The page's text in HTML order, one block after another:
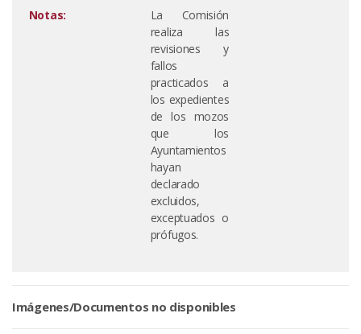
Notas:
La Comisión
realiza las
revisiones y
fallos
practicados a
los expedientes
de los mozos
que los
Ayuntamientos
hayan
declarado
excluidos,
exceptuados o
prófugos.
Imágenes/Documentos no disponibles